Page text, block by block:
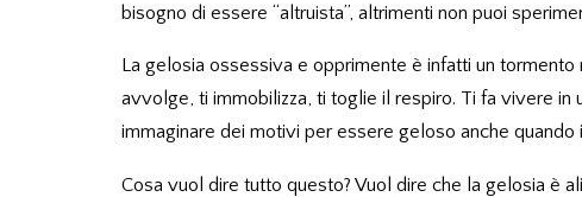
bisogno di essere “altruista”, altrimenti non puoi
La gelosia ossessiva e opprimente è infatti un
avvolge, ti immobilizza, ti toglie il respiro. Ti fa vivere in
immaginare dei motivi per essere geloso anche
Cosa vuol dire tutto questo? Vuol dire che la gelosia è